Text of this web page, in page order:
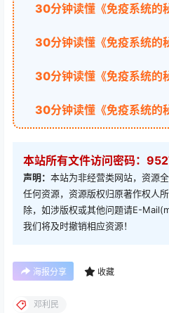
30分钟读懂《免疫系统的
30分钟读懂《免疫系统的
30分钟读懂《免疫系统的
30分钟读懂《免疫系统的
本站所有文件访问密码：
声明： 本站为非经营类网站，资源
任何资源，资源版权归原著作权人
除，如涉版权或其他问题请E-
我们将及时撤销相应资源！
海报分享 收藏
邓利民